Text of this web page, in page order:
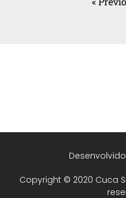
Copyright © 2020 Cuca